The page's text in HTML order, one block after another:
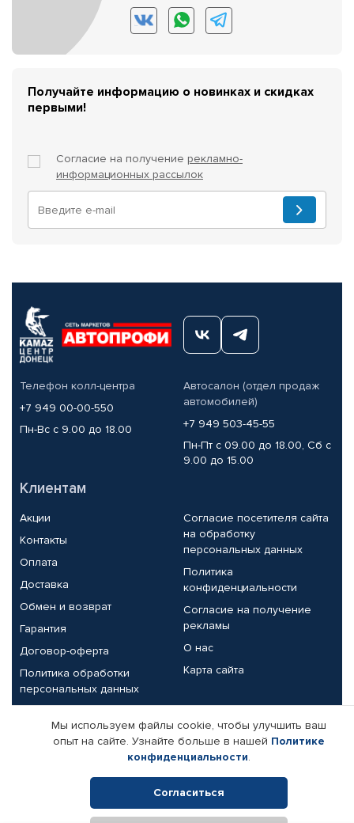
Получайте информацию о новинках и скидках
первыми!
Согласие на получение рекламно-
информационных рассылок
Телефон колл-центра
+7 949 00-00-550
Пн-Вс с 9.00 до 18.00
Автосалон (отдел продаж
автомобилей)
+7 949 503-45-55
Пн-Пт с 09.00 до 18.00, Сб с
9.00 до 15.00
Клиентам
Акции
Контакты
Оплата
Доставка
Обмен и возврат
Гарантия
Договор-оферта
Политика обработки
персональных данных
Согласие посетителя сайта
на обработку
персональных данных
Политика
конфиденциальности
Согласие на получение
рекламы
О нас
Карта сайта
Партнерам
Корпоративным клиентам
Поставщикам
Реквизиты компании
Мы используем файлы cookie, чтобы улучшить ваш
опыт на сайте. Узнайте больше в нашей Политике
конфиденциальности.
Согласиться